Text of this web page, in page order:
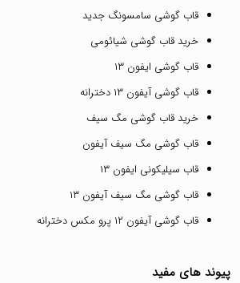
قاب گوشی سامسونگ جدید
خرید قاب گوشی شیائومی
قاب گوشی ایفون ۱۳
قاب گوشی آیفون ۱۳ دخترانه
خرید قاب گوشی مگ سیف
قاب گوشی مگ سیف آیفون
قاب سیلیکونی ایفون ۱۳
قاب گوشی مگ سیف آیفون ۱۳
قاب گوشی آیفون ۱۲ پرو مکس دخترانه
پیوند های مفید